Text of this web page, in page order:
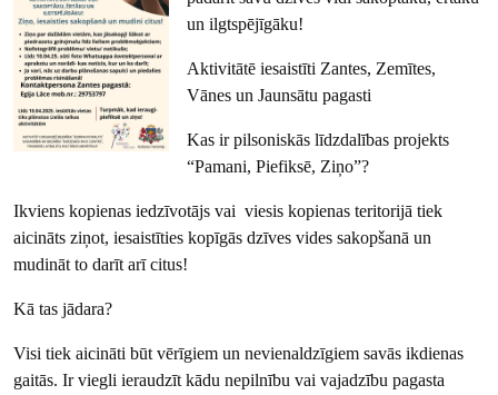
un ilgtspējīgāku!
Aktivitātē iesaistīti Zantes, Zemītes,
Vānes un Jaunsātu pagasti
Kas ir pilsoniskās līdzdalības projekts
“Pamani, Piefiksē, Ziņo”?
Ikviens kopienas iedzīvotājs vai viesis kopienas teritorijā tiek
aicināts ziņot, iesaistīties kopīgās dzīves vides sakopšanā un
mudināt to darīt arī citus!
Kā tas jādara?
Visi tiek aicināti būt vērīgiem un nevienaldzīgiem savās ikdienas
gaitās. Ir viegli ieraudzīt kādu nepilnību vai vajadzību pagasta